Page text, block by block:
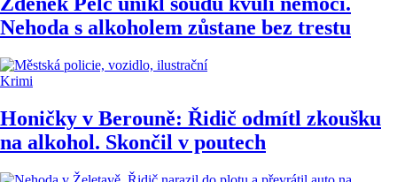
Nehoda s alkoholem zůstane bez trestu
Krimi
Honičky v Berouně: Řidič odmítl zkoušku
na alkohol. Skončil v poutech